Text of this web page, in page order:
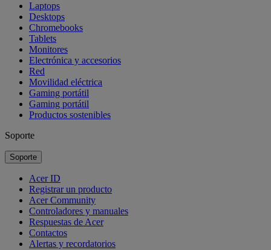
Laptops
Desktops
Chromebooks
Tablets
Monitores
Electrónica y accesorios
Red
Movilidad eléctrica
Gaming portátil
Gaming portátil
Productos sostenibles
Soporte
Soporte
Acer ID
Registrar un producto
Acer Community
Controladores y manuales
Respuestas de Acer
Contactos
Alertas y recordatorios